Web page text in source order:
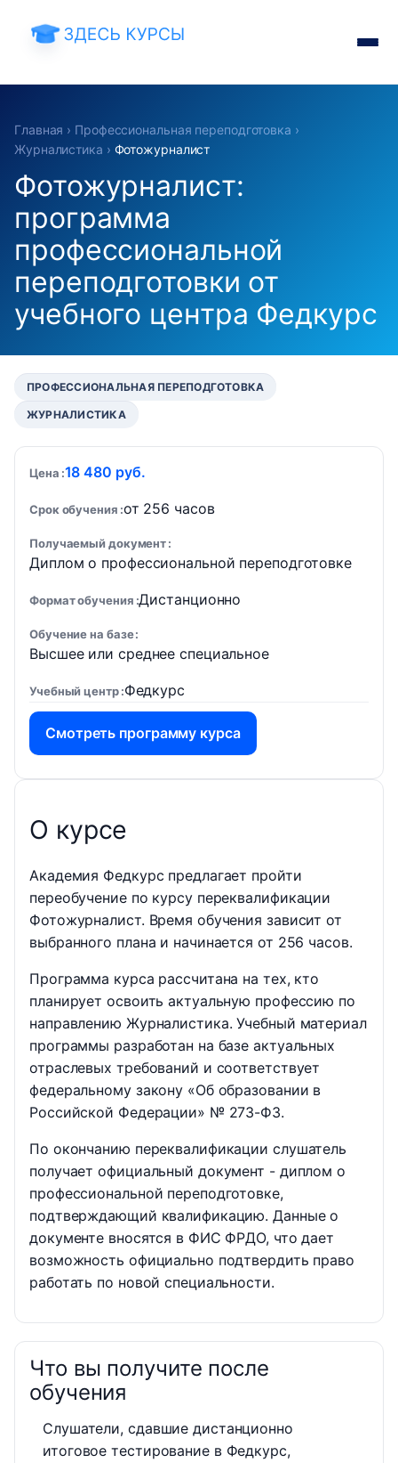
Главная › Профессиональная переподготовка ›
Журналистика › Фотожурналист
Фотожурналист:
программа
профессиональной
переподготовки от
учебного центра Федкурс
ПРОФЕССИОНАЛЬНАЯ ПЕРЕПОДГОТОВКА
ЖУРНАЛИСТИКА
Цена 18 480 руб.
Срок обучения от 256 часов
Получаемый документ
Диплом о профессиональной переподготовке
Формат обучения Дистанционно
Обучение на базе
Высшее или среднее специальное
Учебный центр Федкурс
Смотреть программу курса
О курсе
Академия Федкурс предлагает пройти
переобучение по курсу переквалификации
Фотожурналист. Время обучения зависит от
выбранного плана и начинается от 256 часов.
Программа курса рассчитана на тех, кто
планирует освоить актуальную профессию по
направлению Журналистика. Учебный материал
программы разработан на базе актуальных
отраслевых требований и соответствует
федеральному закону «Об образовании в
Российской Федерации» № 273-ФЗ.
По окончанию переквалификации слушатель
получает официальный документ - диплом о
профессиональной переподготовке,
подтверждающий квалификацию. Данные о
документе вносятся в ФИС ФРДО, что дает
возможность официально подтвердить право
работать по новой специальности.
Что вы получите после
обучения
Слушатели, сдавшие дистанционно
итоговое тестирование в Федкурс,